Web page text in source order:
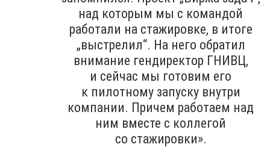
над которым мы с командой
работали на стажировке, в итоге
„выстрелил“. На него обратил
внимание гендиректор ГНИВЦ,
и сейчас мы готовим его
к пилотному запуску внутри
компании. Причем работаем над
ним вместе с коллегой
со стажировки».